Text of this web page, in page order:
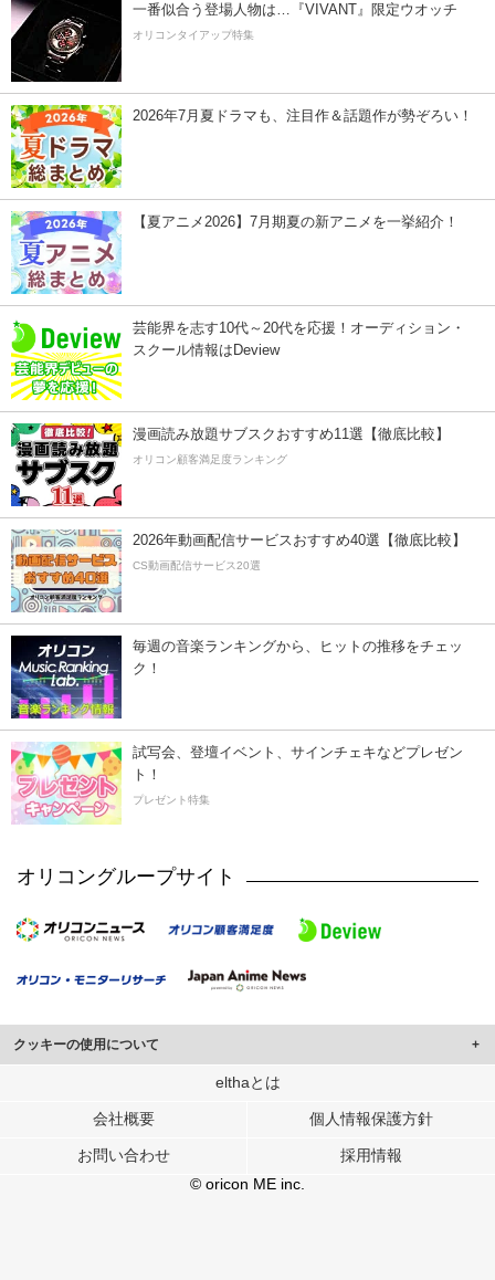
一番似合う登場人物は…『VIVANT』限定ウオッチ
オリコンタイアップ特集
2026年7月夏ドラマも、注目作＆話題作が勢ぞろい！
【夏アニメ2026】7月期夏の新アニメを一挙紹介！
芸能界を志す10代～20代を応援！オーディション・
スクール情報はDeview
漫画読み放題サブスクおすすめ11選【徹底比較】
オリコン顧客満足度ランキング
2026年動画配信サービスおすすめ40選【徹底比較】
CS動画配信サービス20選
毎週の音楽ランキングから、ヒットの推移をチェッ
ク！
試写会、登壇イベント、サインチェキなどプレゼン
ト！
プレゼント特集
オリコングループサイト
クッキーの使用について
このサイトでは Cookie を使用して、ユーザーに合わせたコンテンツや広告の
行っています。
メディアや広告配信、データ解析の各パートナーに提供しています。
各パートナーは、この情報とユーザーが各パートナーに提供した他の情報や、
ユーザーが各パートナーのサービスを使用したときに収集した他の情報を組み
elthaとは
会社概要 個人情報保護方針
お問い合わせ
採用情報
© oricon ME inc.